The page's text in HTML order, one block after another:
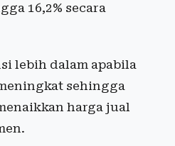
16,2% secara
lebih dalam apabila
sehingga
harga jual